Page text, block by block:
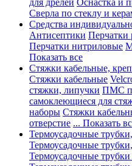
для дрелей Оснастка и
Сверла по стеклу и
Средства
Антисептики Перчатки
Перчатки нитриловые
Показать все
Стяжки кабельные,
Стяжки кабельные
стяжки, липучки ПМС
самоклеющиеся для
наборы Стяжки
отверстие ... Показать
Термоусадочные
Термоусадочные
Термоусадочные трубки